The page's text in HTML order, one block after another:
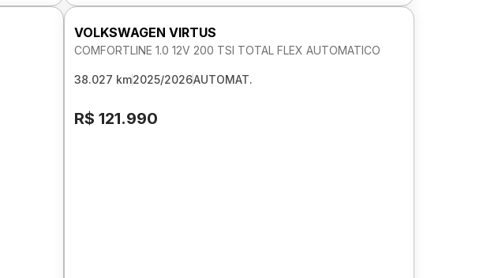
VOLKSWAGEN VIRTUS
COMFORTLINE 1.0 12V 200 TSI TOTAL FLEX AUTOMATICO
38.027 km2025/2026AUTOMAT.
R$ 121.990